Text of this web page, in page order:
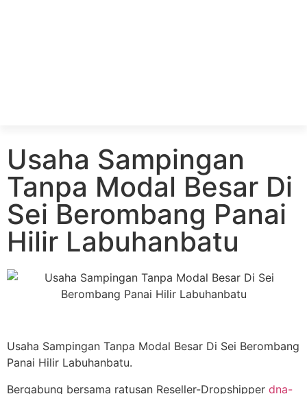
Usaha Sampingan
Tanpa Modal Besar Di
Sei Berombang Panai
Hilir Labuhanbatu
Usaha Sampingan Tanpa Modal Besar Di Sei Berombang
Panai Hilir Labuhanbatu.
Bergabung bersama ratusan Reseller-Dropshipper dna-